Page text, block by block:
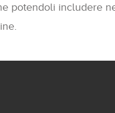
potendoli includere